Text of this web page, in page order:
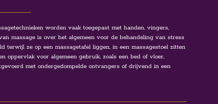
worden vaak toegepast met handen, vingers,
massage is over het algemeen voor de behandeling van stress
terwijl ze op een massagetafel liggen, in een massagestoel zitten
oppervlak voor algemeen gebruik, zoals een bed of vloer,
met ondergedompelde ontvangers of drijvend in een